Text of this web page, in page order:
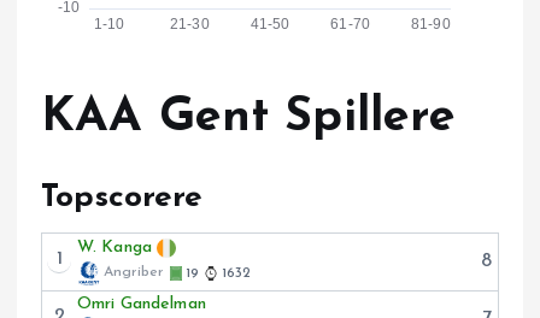
KAA Gent Spillere
Topscorere
1
W. Kanga
Angriber 19 1632
8
Omri Gandelman